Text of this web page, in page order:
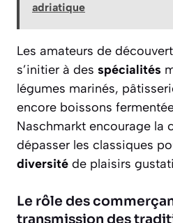
adriatique
Les amateurs de
s’initier à des spécialités
légumes marinés,
encore boissons
Naschmarkt encourage la
dépasser les classiques
diversité de plaisirs
Le rôle des